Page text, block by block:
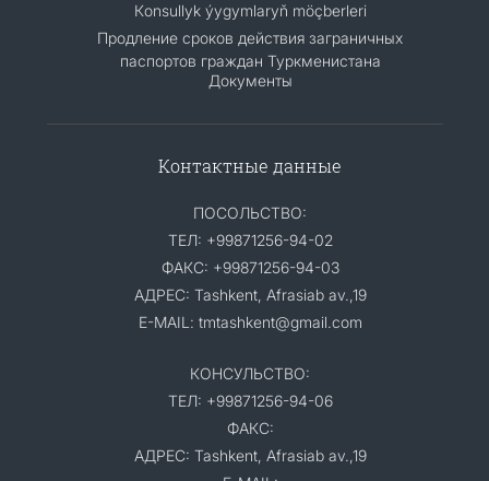
Кonsullyk ýygymlaryň möçberleri
Продление сроков действия заграничных
паспортов граждан Туркменистана
Документы
Контактные данные
ПОСОЛЬСТВО:
ТЕЛ: +99871256-94-02
ФАКС: +99871256-94-03
АДРЕС: Tashkent, Afrasiab av.,19
E-MAIL: tmtashkent@gmail.com
КОНСУЛЬСТВО:
ТЕЛ: +99871256-94-06
ФАКС:
АДРЕС: Tashkent, Afrasiab av.,19